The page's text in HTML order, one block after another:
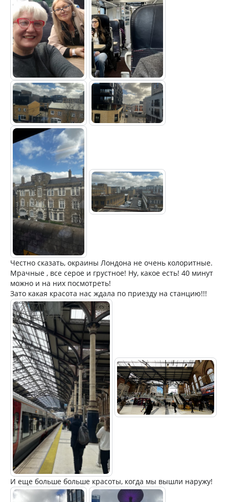
Честно сказать, окраины Лондона не очень колоритные.
Мрачные , все серое и грустное! Ну, какое есть! 40 минут
можно и на них посмотреть!
Зато какая красота нас ждала по приезду на станцию!!!
И еще больше больше красоты, когда мы вышли наружу!